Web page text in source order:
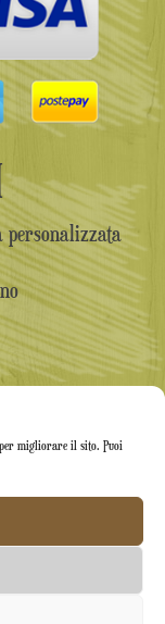
migliorare il sito. Puoi
personalizzata
|
| Rea CT-